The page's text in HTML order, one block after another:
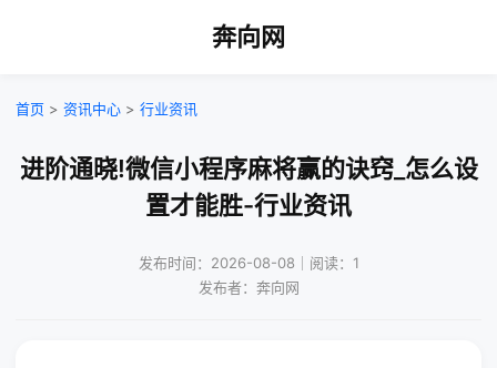
奔向网
首页 > 资讯中心 > 行业资讯
进阶通晓!微信小程序麻将赢的诀窍_怎么设
置才能胜-行业资讯
发布时间：2026-08-08｜阅读：1
发布者：奔向网